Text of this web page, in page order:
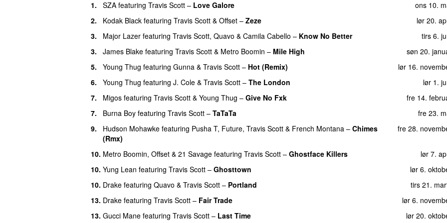
28.
Champions ( med Kanye West,Gucci Mane
Desiigner
man 13.
28. Cuff It Mash (Kato Mashup) med 2Pac & Beyoncé) fre 19.
28.
K-Pop (med Bad Bunny& The Weeknd fre 21.
28.
NC-17 (featuring 21 Savage lør 18.
28.
Skeletons featuring The Weeknd & Pharrell Williams lør 18.
28.
Were Goosebumps (Popdatering Mashup) (med Dua Lipa lør 13.
34.
Drugs You Should Try It lør 17.
35.
I Know ? tors 9.
Lose
35. Sicko Mode (Skrillex Remix) (featuring Drake) lør 1.
35. Telekinesis (featuring Future&SZA) man 14.
35. Wonderful (featuring The Weeknd) lør 17.
40. 90210 (Mathieux edit) (featuring Kacy Hill fre 18.
40. Antisocial (MK Remix) (med Ed Sheeran) lør 22.
1. SZA featuring Travis Scott – Love Galore ons 10.
2.
Kodak Black featuring Travis Scott & Offset – Zeze lør 20.
3.
Major Lazer featuring Travis Scott, Quavo & Camila Cabello – Know No Better tirs 6.
3.
James Blake featuring Travis Scott & Metro Boomin – Mile High søn 20.
5.
Young Thug featuring Gunna & Travis Scott – Hot (Remix) lør 16.
6.
Young Thug featuring J. Cole & Travis Scott – The London lør 1.
7.
Migos featuring Travis Scott & Young Thug – Give No Fxk fre 14.
7.
Burna Boy featuring Travis Scott – TaTaTa fre 23.
9.
Hudson Mohawke featuring Pusha T, Future, Travis Scott & French Montana – Chimes
(Rmx)
fre 28.
10. Metro Boomin, Offset & 21 Savage featuring Travis Scott – Ghostface Killers lør 7.
10. Yung Lean featuring Travis Scott – Ghosttown lør 6.
10. Drake featuring Quavo & Travis Scott – Portland tirs 21.
13. Drake featuring Travis Scott – Fair Trade lør 6.
13. Gucci Mane featuring Travis Scott – Last Time lør 20.